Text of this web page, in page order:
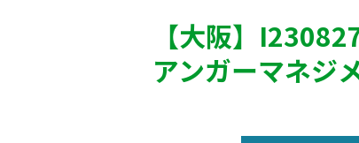
【大阪】
アンガーマネジ